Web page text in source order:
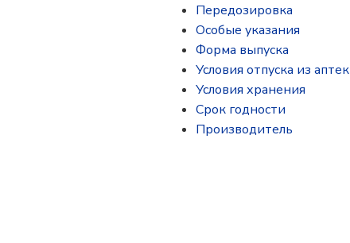
Передозировка
Особые указания
Форма выпуска
Условия отпуска из аптек
Условия хранения
Срок годности
Производитель